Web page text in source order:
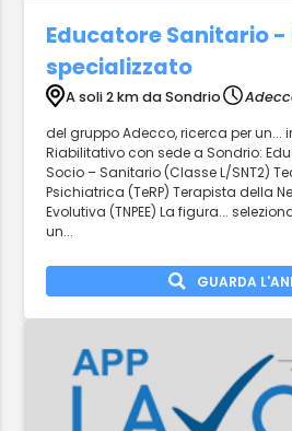
Educatore Sanitario
specializzato
A soli 2 km da Sondrio
del gruppo Adecco, ricerca per un...
Riabilitativo con sede a Sondrio:
Socio – Sanitario (Classe L/SNT2)
Psichiatrica (TeRP) Terapista della
Evolutiva (TNPEE) La figura...
un...
GUARDA